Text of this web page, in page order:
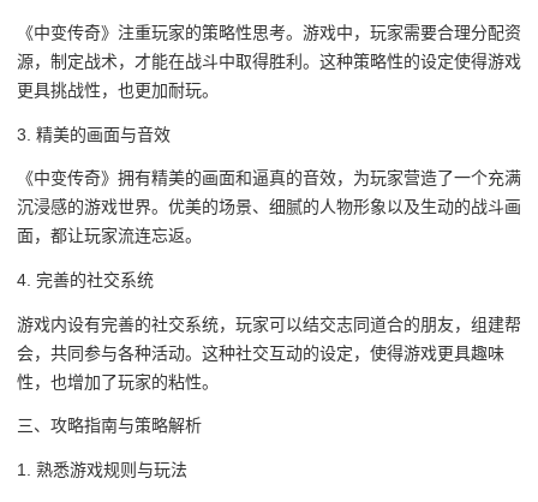
《中变传奇》注重玩家的策略性思考。游戏中，玩家需要合理分配资
源，制定战术，才能在战斗中取得胜利。这种策略性的设定使得游戏
更具挑战性，也更加耐玩。
3. 精美的画面与音效
《中变传奇》拥有精美的画面和逼真的音效，为玩家营造了一个充满
沉浸感的游戏世界。优美的场景、细腻的人物形象以及生动的战斗画
面，都让玩家流连忘返。
4. 完善的社交系统
游戏内设有完善的社交系统，玩家可以结交志同道合的朋友，组建帮
会，共同参与各种活动。这种社交互动的设定，使得游戏更具趣味
性，也增加了玩家的粘性。
三、攻略指南与策略解析
1. 熟悉游戏规则与玩法